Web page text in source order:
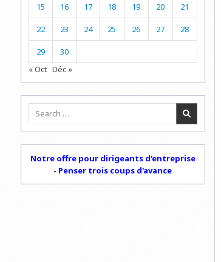
15 16 17 18 19 20 21
22 23 24 25 26 27 28
29
30
« Oct Déc »
Search
Notre offre pour dirigeants d'entreprise
- Penser trois coups d'avance